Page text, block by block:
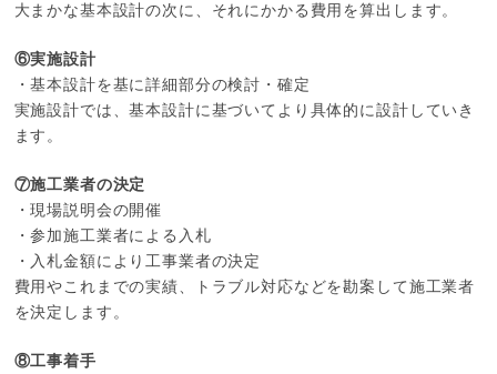
大まかな基本設計の次に、それにかかる費用を算出します。
⑥実施設計
・基本設計を基に詳細部分の検討・確定
実施設計では、基本設計に基づいてより具体的に設計していき
ます。
⑦施工業者の決定
・現場説明会の開催
・参加施工業者による入札
・入札金額により工事業者の決定
費用やこれまでの実績、トラブル対応などを勘案して施工業者
を決定します。
⑧工事着手